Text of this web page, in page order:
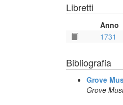
Libretti
Anno
1731
Bibliografia
Grove
Grove